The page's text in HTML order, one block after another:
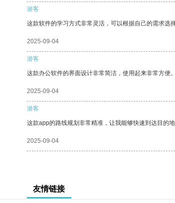
游客
这款软件的学习方式非常灵活，可以根据自己的需求选
2025-09-04
游客
这款办公软件的界面设计非常简洁，使用起来非常方便
2025-09-04
游客
这款app的路线规划非常精准，让我能够快速到达目的地
2025-09-04
友情链接